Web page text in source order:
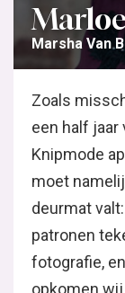
Marsha Van
Zoals
een half
Knipmode
moet
deurmat
patronen
fotografie,
opkomen